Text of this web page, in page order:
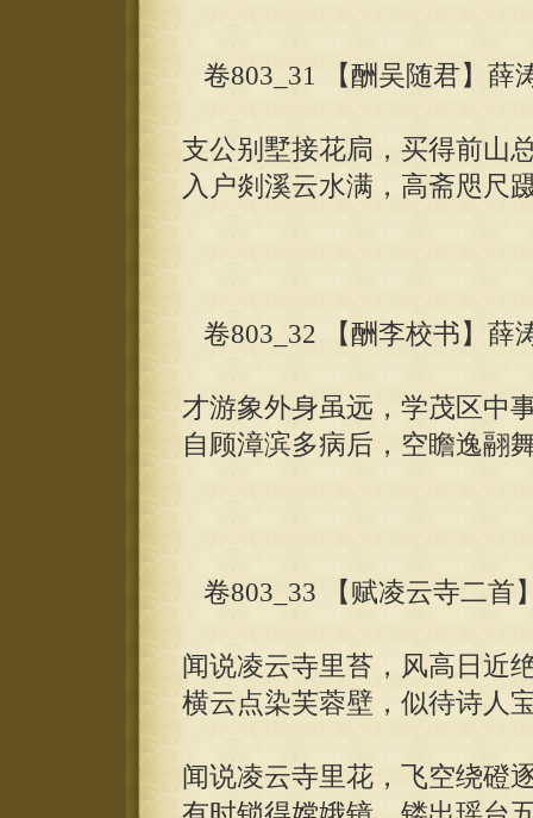
卷803_31 【酬吴随君】薛
支公别墅接花扃，买得前山
入户剡溪云水满，高斋咫尺
卷803_32 【酬李校书】薛
才游象外身虽远，学茂区中
自顾漳滨多病后，空瞻逸翮
卷803_33 【赋凌云寺二首
闻说凌云寺里苔，风高日近
横云点染芙蓉壁，似待诗人
闻说凌云寺里花，飞空绕磴